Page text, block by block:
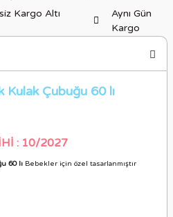
Kargo Altı
Aynı Gün
Kargo
Çubuğu 60 lı
: 10/2027
60 lı Bebekler için özel tasarlanmıştır